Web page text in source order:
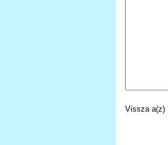
Vissza a(z)